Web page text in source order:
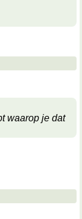
waarop je dat